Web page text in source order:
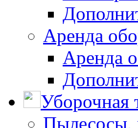
Аренда
Аренда
Уборочная
Пылесосы,